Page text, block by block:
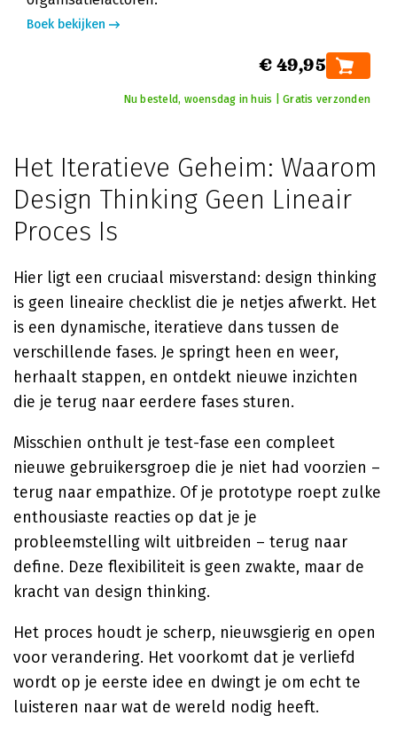
Boek bekijken
€ 49,95
Nu besteld, woensdag in huis | Gratis verzonden
Het Iteratieve Geheim: Waarom
Design Thinking Geen Lineair
Proces Is
Hier ligt een cruciaal misverstand: design thinking
is geen lineaire checklist die je netjes afwerkt. Het
is een dynamische, iteratieve dans tussen de
verschillende fases. Je springt heen en weer,
herhaalt stappen, en ontdekt nieuwe inzichten
die je terug naar eerdere fases sturen.
Misschien onthult je test-fase een compleet
nieuwe gebruikersgroep die je niet had voorzien –
terug naar empathize. Of je prototype roept zulke
enthousiaste reacties op dat je je
probleemstelling wilt uitbreiden – terug naar
define. Deze flexibiliteit is geen zwakte, maar de
kracht van design thinking.
Het proces houdt je scherp, nieuwsgierig en open
voor verandering. Het voorkomt dat je verliefd
wordt op je eerste idee en dwingt je om echt te
luisteren naar wat de wereld nodig heeft.